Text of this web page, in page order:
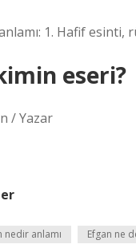
1. Hafif esinti,
eseri?
/ Yazar
anlamı Efgan ne